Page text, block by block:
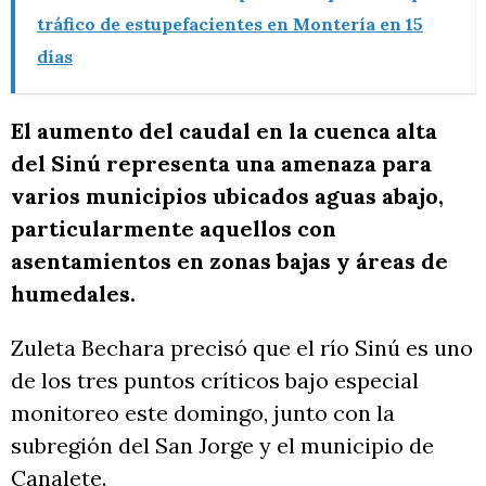
tráfico de estupefacientes en Montería en 15
días
El aumento del caudal en la cuenca alta
del Sinú representa una amenaza para
varios municipios ubicados aguas abajo,
particularmente aquellos con
asentamientos en zonas bajas y áreas de
humedales.
Zuleta Bechara precisó que el río Sinú es uno
de los tres puntos críticos bajo especial
monitoreo este domingo, junto con la
subregión del San Jorge y el municipio de
Canalete.